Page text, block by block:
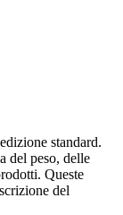
standard.
del peso, delle
Queste
del